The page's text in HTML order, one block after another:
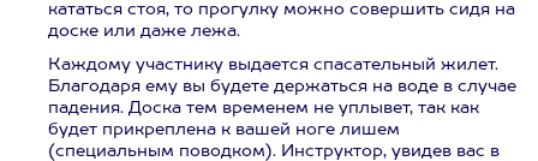
кататься стоя, то прогулку можно совершить сидя на
доске или даже лежа.
Каждому участнику выдается спасательный жилет.
Благодаря ему вы будете держаться на воде в случае
падения. Доска тем временем не уплывет, так как
будет прикреплена к вашей ноге лишем
(специальным поводком). Инструктор, увидев вас в